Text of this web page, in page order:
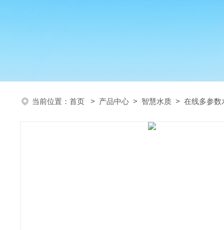
当前位置： 首页 > 产品中心 > 智慧水质 > 在线多参数